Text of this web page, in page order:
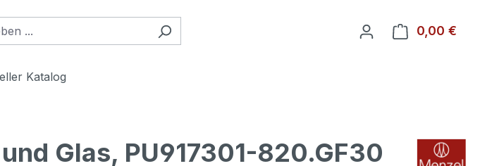
0,00 €
Katalog
Glas, PU917301-820.GF30